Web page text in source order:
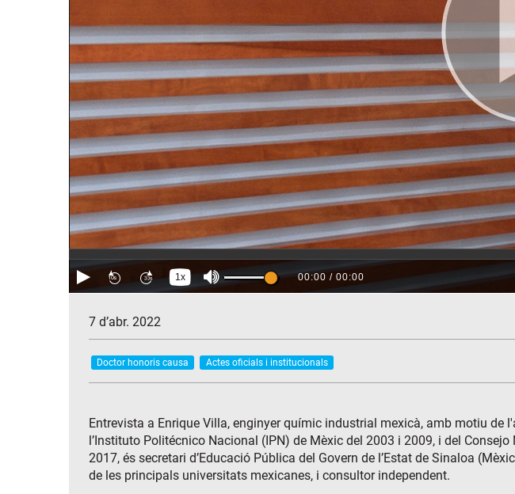
7 d’abr. 2022
Doctor honoris causa Actes oficials i institucionals
Entrevista a Enrique Villa, enginyer químic industrial mexicà, amb motiu de
l’Instituto Politécnico Nacional (IPN) de Mèxic del 2003 i 2009, i del
2017, és secretari d’Educació Pública del Govern de l’Estat de Sinaloa
de les principals universitats mexicanes, i consultor independent.